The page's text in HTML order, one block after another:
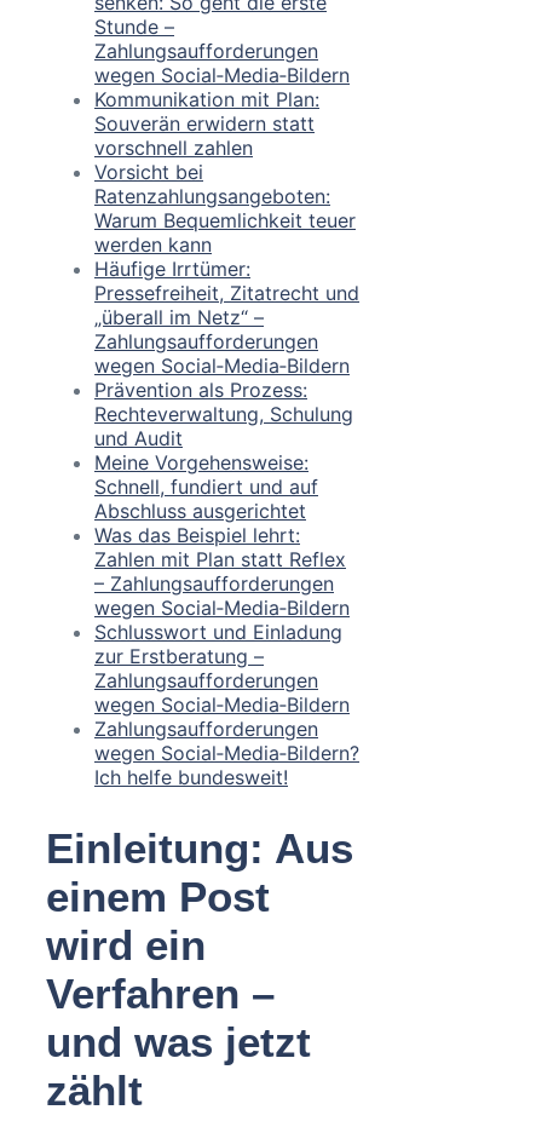
Stunde –
Zahlungsaufforderungen
wegen Social‑Media‑Bildern
Kommunikation mit Plan:
Souverän erwidern statt
vorschnell zahlen
Vorsicht bei
Ratenzahlungsangeboten:
Warum Bequemlichkeit teuer
werden kann
Häufige Irrtümer:
Pressefreiheit, Zitatrecht und
„überall im Netz“ –
Zahlungsaufforderungen
wegen Social‑Media‑Bildern
Prävention als Prozess:
Rechteverwaltung, Schulung
und Audit
Meine Vorgehensweise:
Schnell, fundiert und auf
Abschluss ausgerichtet
Was das Beispiel lehrt:
Zahlen mit Plan statt Reflex
– Zahlungsaufforderungen
wegen Social‑Media‑Bildern
Schlusswort und Einladung
zur Erstberatung –
Zahlungsaufforderungen
wegen Social‑Media‑Bildern
Zahlungsaufforderungen
wegen Social‑Media‑Bildern?
Ich helfe bundesweit!
Einleitung: Aus
einem Post
wird ein
Verfahren –
und was jetzt
zählt